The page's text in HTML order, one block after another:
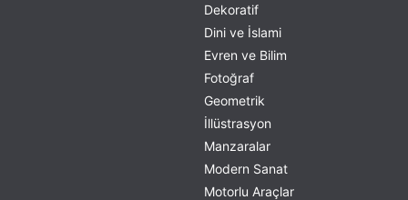
Dekoratif
Dini ve İslami
Evren ve Bilim
Fotoğraf
Geometrik
İllüstrasyon
Manzaralar
Modern Sanat
Motorlu Araçlar